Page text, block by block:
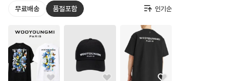
무료배송 품절포함